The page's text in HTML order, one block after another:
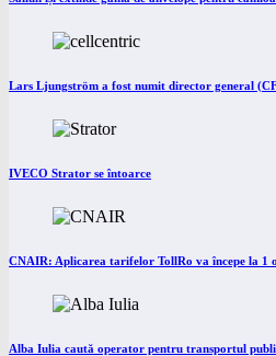
Lars Ljungström a fost numit director general
IVECO Strator se întoarce
CNAIR: Aplicarea tarifelor TollRo va începe la 1
Alba Iulia caută operator pentru transportul